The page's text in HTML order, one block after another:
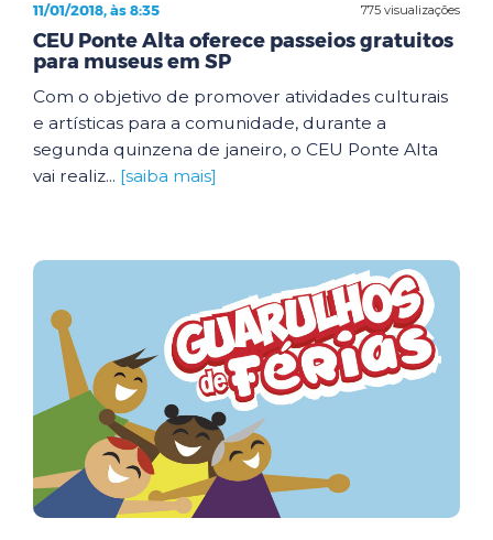
775 visualizações
11/01/2018, às 8:35
CEU Ponte Alta oferece passeios gratuitos
para museus em SP
Com o objetivo de promover atividades culturais
e artísticas para a comunidade, durante a
segunda quinzena de janeiro, o CEU Ponte Alta
vai realiz... [saiba mais]